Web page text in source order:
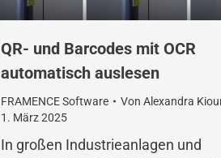
QR- und Barcodes mit OCR
automatisch auslesen
FRAMENCE Software Von Alexandra
1. März 2025
In großen Industrieanlagen und